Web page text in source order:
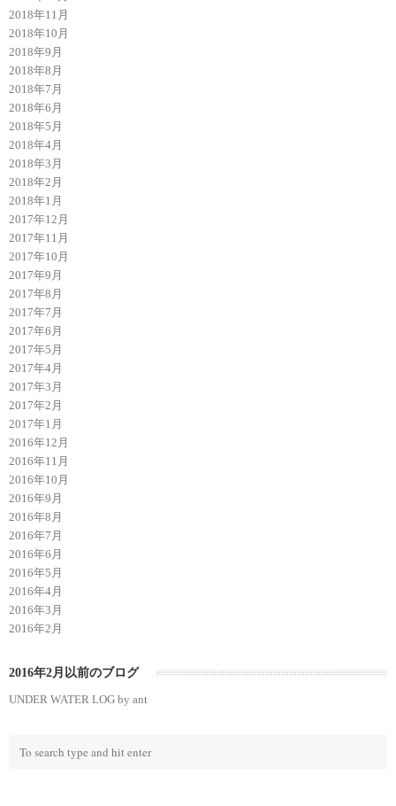
2018年11月
2018年10月
2018年9月
2018年8月
2018年7月
2018年6月
2018年5月
2018年4月
2018年3月
2018年2月
2018年1月
2017年12月
2017年11月
2017年10月
2017年9月
2017年8月
2017年7月
2017年6月
2017年5月
2017年4月
2017年3月
2017年2月
2017年1月
2016年12月
2016年11月
2016年10月
2016年9月
2016年8月
2016年7月
2016年6月
2016年5月
2016年4月
2016年3月
2016年2月
2016年2月以前のブログ
UNDER WATER LOG by ant